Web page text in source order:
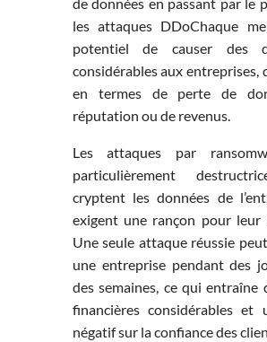
les attaques DDoChaque
potentiel de causer des
considérables aux entreprises,
en termes de perte de
réputation ou de revenus.
Les attaques par
particulièrement
cryptent les données de
exigent une rançon pour leur
Une seule attaque réussie
une entreprise pendant des
des semaines, ce qui entraîne
financières considérables et
négatif sur la confiance des